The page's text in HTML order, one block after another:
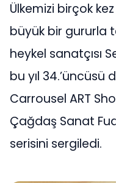
Ülkemizi birçok
büyük bir gururla
heykel sanatçısı
bu yıl 34.’üncüsü
Carrousel ART
Çağdaş Sanat
serisini sergiledi.